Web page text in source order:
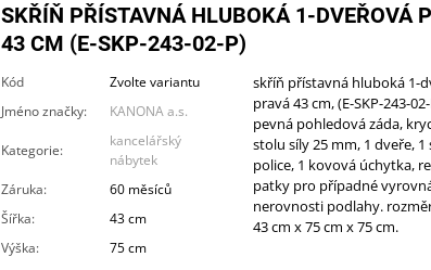
SKŘÍŇ PŘÍSTAVNÁ HLUBOKÁ 1-DVEŘOVÁ
43 CM (E-SKP-243-02-P)
Kód
Zvolte variantu
Jméno značky: KANONA a.s.
Kategorie:
kancelářský
nábytek
Záruka:
60 měsíců
Šířka:
43 cm
Výška:
75 cm
skříň přístavná hluboká 1-
pravá 43 cm, (E-SKP-243-
pevná pohledová záda,
stolu síly 25 mm, 1 dveře,
police, 1 kovová úchytka,
patky pro případné
nerovnosti podlahy.
43 cm x 75 cm x 75 cm.
STŮL JEDNACÍ ROZŠÍŘENÝ (A-STJ-02)
10 272,90 Kč